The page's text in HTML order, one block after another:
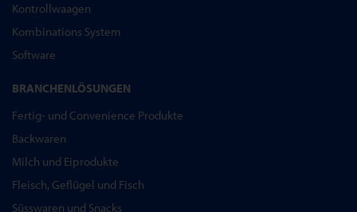
Kontrollwaagen
Kombinations System
Software
BRANCHENLÖSUNGEN
Fertig- und Convenience Produkte
Backwaren
Milch und Eiprodukte
Fleisch, Geflügel und Fisch
Süsswaren und Snacks